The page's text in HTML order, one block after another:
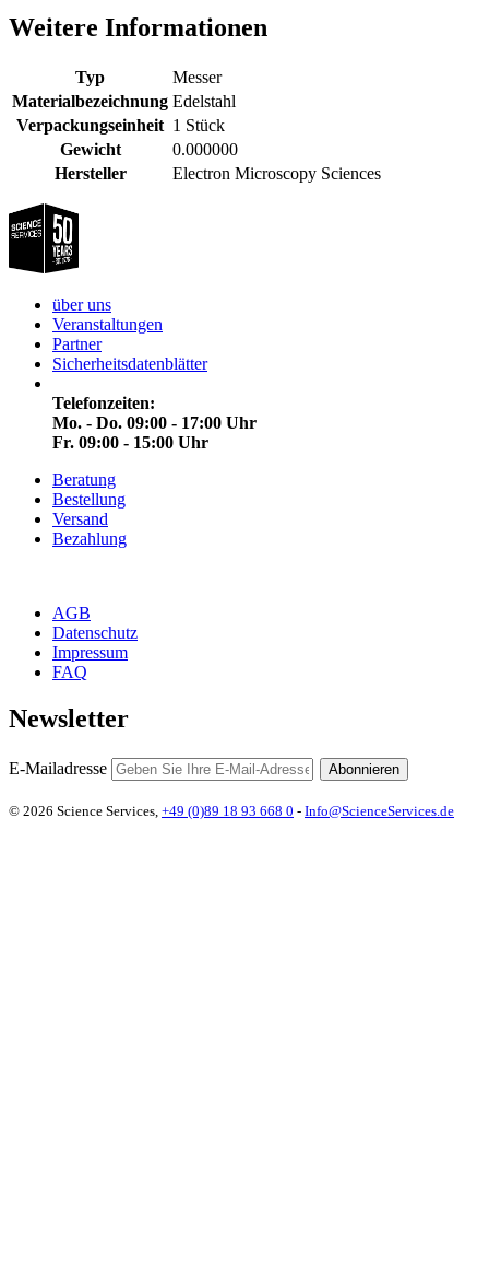
Weitere Informationen
Typ
Messer
Materialbezeichnung Edelstahl
Verpackungseinheit 1 Stück
Gewicht
0.000000
Hersteller
Electron Microscopy Sciences
über uns
Veranstaltungen
Partner
Sicherheitsdatenblätter
Telefonzeiten:
Mo. - Do. 09:00 - 17:00 Uhr
Fr. 09:00 - 15:00 Uhr
Beratung
Bestellung
Versand
Bezahlung
AGB
Datenschutz
Impressum
FAQ
Newsletter
E-Mailadresse Abonnieren
© 2026 Science Services, +49 (0)89 18 93 668 0 - Info@ScienceServices.de